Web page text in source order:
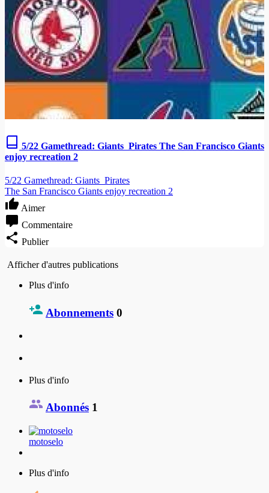
5/22 Gamethread: Giants Pirates The San Francisco Giants
enjoy recreation 2
5/22 Gamethread: Giants Pirates
The San Francisco Giants enjoy recreation 2
Aimer
Commentaire
Publier
Afficher d'autres publications
Plus d'info
Abonnements 0
Plus d'info
Abonnés 1
motoselo
Plus d'info